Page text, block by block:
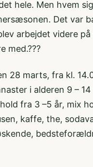
hele. Men hvem
Det var
arbejdet videre
med.???
28 marts, fra kl.
i alderen 9 –
fra 3 –5 år, mix
kaffe, the,